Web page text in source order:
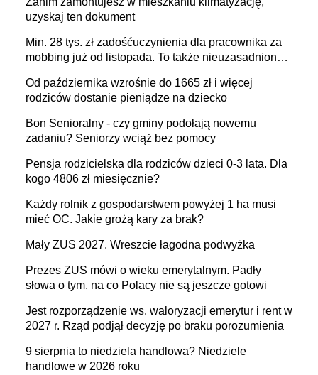
uzyskaj ten dokument
Min. 28 tys. zł zadośćuczynienia dla pracownika za
mobbing już od listopada. To także nieuzasadniona
Od października wzrośnie do 1665 zł i więcej
rodziców dostanie pieniądze na dziecko
Bon Senioralny - czy gminy podołają nowemu
zadaniu? Seniorzy wciąż bez pomocy
Pensja rodzicielska dla rodziców dzieci 0-3 lata. Dla
kogo 4806 zł miesięcznie?
Każdy rolnik z gospodarstwem powyżej 1 ha musi
mieć OC. Jakie grożą kary za brak?
Mały ZUS 2027. Wreszcie łagodna podwyżka
Prezes ZUS mówi o wieku emerytalnym. Padły
słowa o tym, na co Polacy nie są jeszcze gotowi
Jest rozporządzenie ws. waloryzacji emerytur i rent w
2027 r. Rząd podjął decyzję po braku porozumienia
9 sierpnia to niedziela handlowa? Niedziele
handlowe w 2026 roku